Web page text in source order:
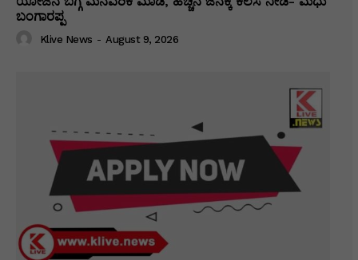
ಬಂಗಾರಪ್ಪ
Klive News - August 9, 2026